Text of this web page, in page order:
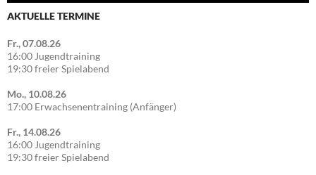
AKTUELLE TERMINE
Fr., 07.08.26
16:00 Jugendtraining
19:30 freier Spielabend
Mo., 10.08.26
17:00 Erwachsenentraining (Anfänger)
Fr., 14.08.26
16:00 Jugendtraining
19:30 freier Spielabend